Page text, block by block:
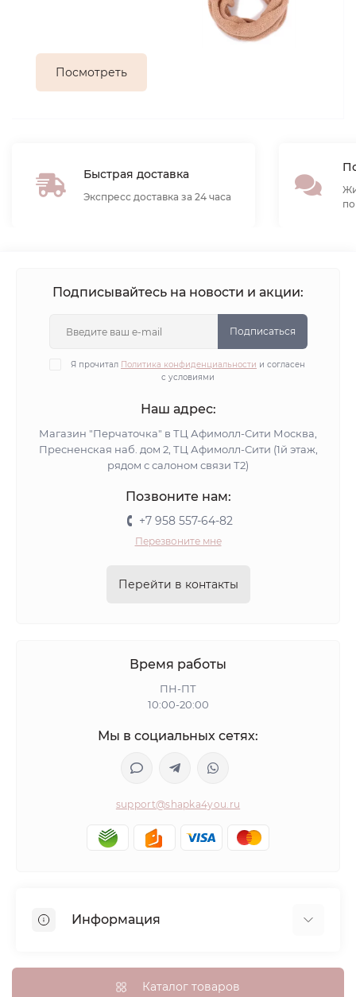
Посмотреть
Быстрая доставка
Экспресс доставка за 24 часа
Подписывайтесь на новости и акции:
Подписаться
Я прочитал Политика конфиденциальности и согласен
с условиями
Наш адрес:
Магазин "Перчаточка" в ТЦ Афимолл-Сити Москва,
Пресненская наб. дом 2, ТЦ Афимолл-Сити (1й этаж,
рядом с салоном связи Т2)
Позвоните нам:
+7 958 557-64-82
Перезвоните мне
Перейти в контакты
Время работы
ПН-ПТ
10:00-20:00
Мы в социальных сетях:
support@shapka4you.ru
Информация
Доставка, оплата и бонусные баллы
Каталог товаров